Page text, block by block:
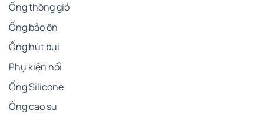
Ống thông gió
Ống bảo ôn
Ống hút bụi
Phụ kiện nối
Ống Silicone
Ống cao su